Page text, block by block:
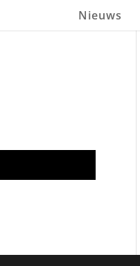
Nieuws